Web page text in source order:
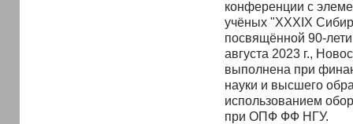
конференции с
учёных "XXXIX
посвящённой 90-
августа 2023 г.,
выполнена при
науки и высшего
использованием
при ОПФ ФФ НГУ.